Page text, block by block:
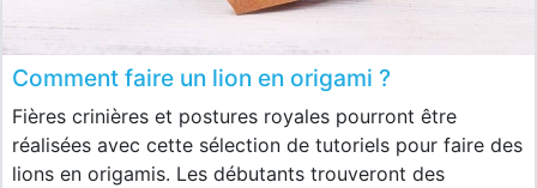
Comment faire un lion en origami ?
Fières crinières et postures royales pourront être
réalisées avec cette sélection de tutoriels pour faire des
lions en origamis. Les débutants trouveront des